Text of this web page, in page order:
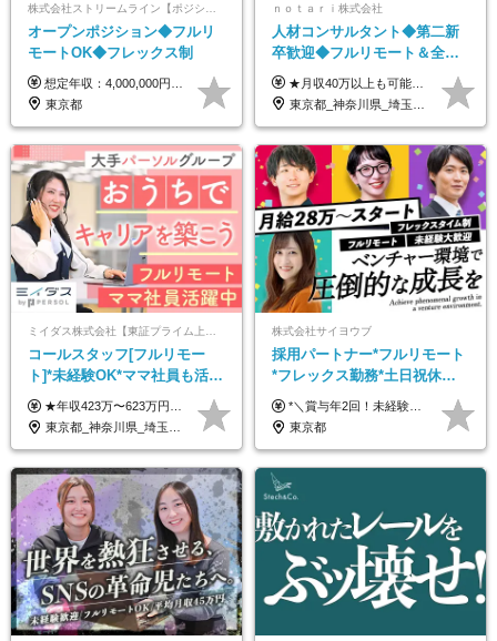
オープンポジション◆フルリ
モートOK◆フレックス制
想定年収：4,000,000円 ～ 8,000,000円 月給：288,000円 ～ 570,000円 ※ご経験・能力に応じて決定いたします。 ※上記額にはみなし残業代を含みます。 ※超過分は全額支給いたします。 ※みなし残業代 45,000円 ～ 89,050円／月 ※みなし残業時間 20時間／月 ※試用期間：3ヶ月（試用期間中の待遇に差異はありません） 【固定残業代について】 固定残業20時間分（45,000円～89,050円）を含む ※超過分は別途全額支給
東京都
ｎｏｔａｒｉ株式会社
人材コンサルタント◆第二新
卒歓迎◆フルリモート＆全国
から勤務OK◆残業月10h以内
◆フレックス制
★月収40万以上も可能！ ★能力・スキル・経験を考慮した年収額を設定します ★年功序列ではなく、チャレンジを評価して給与に反映！ ■月給20万円～40万円＋決算賞与 ※経験・スキルを考慮のうえ決定します ※給与にはみなし残業代40時間分を含む。そのほか詳細に関しては別途面接時にご説明します ※試用期間3ヵ月あり。期間中の雇用形態・条件などに差異はありません
東京都_神奈川県_埼玉県_千葉県_大阪府_愛知県_北海道_青森県_岩手県_宮城県_秋田県_山形県_福島県_茨城県_栃木県_群馬県_新潟県_山梨県_長野県_富山県_石川県_福井県_静岡県_岐阜県_三重県_兵庫県_京都府_滋賀県_奈良県_和歌山県_広島県_岡山県_鳥取県_島根県_山口県_徳島県_香川県_愛媛県_高知県_福岡県_熊本県_佐賀県_長崎県_大分県_宮崎県_鹿児島県_沖縄県
コールスタッフ[フルリモー
ト]*未経験OK*ママ社員も活躍
中*ブランクOK*全国どこでも
働ける
★年収423万〜623万円のモデルあり（想定時間外手当10時間分含む） ★半年に一度ドカンと支給のボーナスあり（半年に1度最大150万円） 月給25万円〜＋各種手当＋インセンティブ ＊リモートワーク手当（4000円/月） ＊リモートワーク一時金（1万5000円） ＊残業手当全額支給 ※経験・スキルにより月給を決定します ※試用期間：2ヵ月あり。期間中の雇用形態・給与・待遇に変更はありません 《頑張りはインセンティブとして還元！》 当社は5段階の評価制度を導入。 半期に1回の評価で最高ランク（5点）を獲得したメンバーには、 150万円のインセンティブを支給！ これが半年に一度のインセンティブとして支給されるため、 成果を出した分だけまとまった収入を得られる仕組みです。 【固定残業代について】 なし（残業代は、実際の労働時間に応じて別途全額支給）
東京都_神奈川県_埼玉県_千葉県_大阪府_愛知県_北海道_青森県_岩手県_宮城県_秋田県_山形県_福島県_茨城県_栃木県_群馬県_新潟県_山梨県_長野県_富山県_石川県_福井県_静岡県_岐阜県_三重県_兵庫県_京都府_滋賀県_奈良県_和歌山県_広島県_岡山県_鳥取県_島根県_山口県_徳島県_香川県_愛媛県_高知県_福岡県_熊本県_佐賀県_長崎県_大分県_宮崎県_鹿児島県_沖縄県
株式会社サイヨウブ
採用パートナー*フルリモート
*フレックス勤務*土日祝休み*
月給28万円～*産育休取得実績
あり*年間休日120日
*＼賞与年2回！未経験から月給28万円スタート／* ★昇給年12回あり！随時昇給のチャンス ◆月給28万～40万円＋賞与年2回＋各種インセンティブ ※経験・スキルを考慮の上、決定します ※試用期間6ヶ月間あり（期間中は月給26万円～になります。その他待遇等に差異はありません） ※月給には月35時間分の固定残業代含む（月5万4800円/超過分別途支給） ※ほとんどのメンバーが残業ゼロです！フレックスタイム制のため、自分の生活に合わせて調整できます。 ＼希望性で土曜日出勤あり／ お客様より「土曜日に応募者の対応をしてほしい」という ご要望を受けた際に、応募者対応⇒求職者との メッセージのやり取りなど、対応が発生する場合があります。 ※土曜日に出勤いただく場合は ・2時間稼働：4500円 ・4時間稼働：9000円 の給与が発生。勤務時間が4時間超えることは原則ありません。 短期間で高い給与をGETできるチャンスです♪
東京都